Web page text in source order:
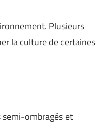
Plusieurs
la culture de certaines
semi-ombragés et